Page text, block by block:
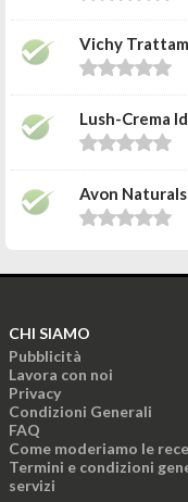
Vichy
Lush-Crema
Avon
CHI SIAMO
Pubblicità
Lavora con noi
Privacy
Condizioni Generali
FAQ
Come moderiamo le
Termini e condizioni
servizi